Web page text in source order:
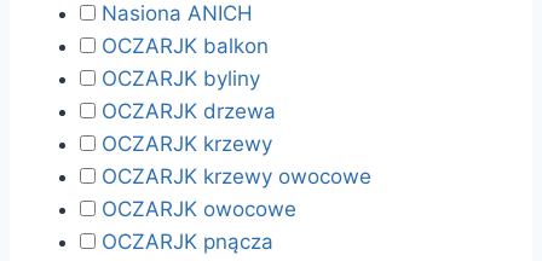
Nasiona ANICH
OCZARJK balkon
OCZARJK byliny
OCZARJK drzewa
OCZARJK krzewy
OCZARJK krzewy owocowe
OCZARJK owocowe
OCZARJK pnącza